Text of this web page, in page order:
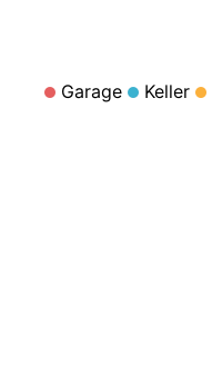
Garage Keller